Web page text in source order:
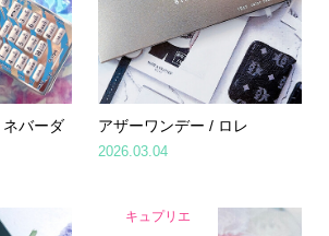
バーダ
アザーワンデー / ロレ
2026.03.04
キュプリエ